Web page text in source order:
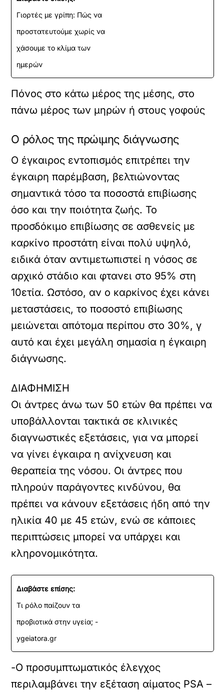
Γιορτές με γρίπη: Πώς να
προστατευτούμε χωρίς να
χάσουμε το κλίμα των
ημερών
Πόνος στο κάτω μέρος της μέσης, στο
πάνω μέρος των μηρών ή στους γοφούς
Ο ρόλος της πρώιμης διάγνωσης
Ο έγκαιρος εντοπισμός επιτρέπει την
έγκαιρη παρέμβαση, βελτιώνοντας
σημαντικά τόσο τα ποσοστά επιβίωσης
όσο και την ποιότητα ζωής. Το
προσδόκιμο επιβίωσης σε ασθενείς με
καρκίνο προστάτη είναι πολύ υψηλό,
ειδικά όταν αντιμετωπιστεί η νόσος σε
αρχικό στάδιο και φτανει στο 95% στη
10ετία. Ωστόσο, αν ο καρκίνος έχει κάνει
μεταστάσεις, το ποσοστό επιβίωσης
μειώνεται απότομα περίπου στο 30%, γ
αυτό και έχει μεγάλη σημασία η έγκαιρη
διάγνωσης.
ΔΙΑΦΗΜΙΣΗ
Οι άντρες άνω των 50 ετών θα πρέπει να
υποβάλλονται τακτικά σε κλινικές
διαγνωστικές εξετάσεις, για να μπορεί
να γίνει έγκαιρα η ανίχνευση και
θεραπεία της νόσου. Οι άντρες που
πληρούν παράγοντες κινδύνου, θα
πρέπει να κάνουν εξετάσεις ήδη από την
ηλικία 40 με 45 ετών, ενώ σε κάποιες
περιπτώσεις μπορεί να υπάρχει και
κληρονομικότητα.
Διαβάστε επίσης:
Τι ρόλο παίζουν τα
προβιοτικά στην υγεία; -
ygeiatora.gr
-Ο προσυμπτωματικός έλεγχος
περιλαμβάνει την εξέταση αίματος PSA –